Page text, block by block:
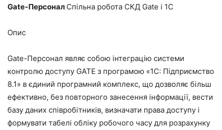
Gate-Персонал Спільна робота СКД Gate і 1С
Опис
Gate-Персонал являє собою інтеграцію системи
контролю доступу GATE з програмою «1С: Підприємство
8.1» в єдиний програмний комплекс, що дозволяє більш
ефективно, без повторного занесення інформації, вести
базу даних співробітників, визначати права доступу і
формувати табелі обліку робочого часу для розрахунку